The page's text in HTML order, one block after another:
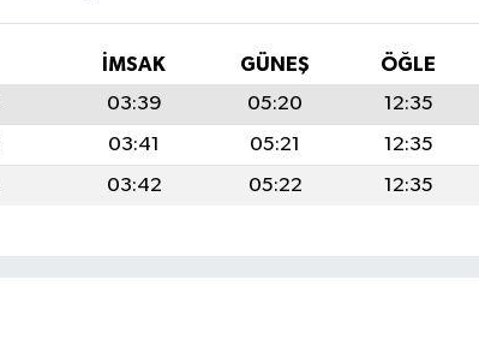
İMSAK GÜNEŞ ÖĞLE
03:39 05:20 12:35
03:41 05:21 12:35
03:42 05:22 12:35